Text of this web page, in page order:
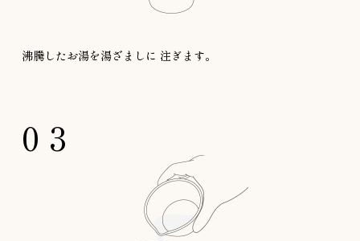
沸騰したお湯を湯ざましに 注ぎます。
03